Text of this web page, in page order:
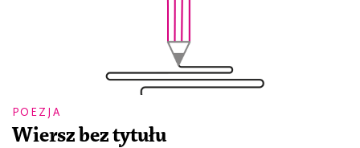
POEZJA
Wiersz bez tytułu